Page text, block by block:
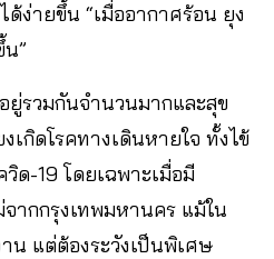
ง่ายขึ้น “เมื่ออากาศร้อน ยุง
”
รวมกันจำนวนมากและสุข
กิดโรคทางเดินหายใจ ทั้งไข้
ด-19 โดยเฉพาะเมื่อมี
ากกรุงเทพมหานคร แม้ใน
น แต่ต้องระวังเป็นพิเศษ